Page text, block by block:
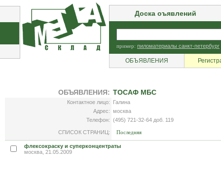
Доска оъявлений
пример: пиломатериалы санкт-петербург
ОБЪЯВЛЕНИЯ
ОБЪЯВЛЕНИЯ: ТОСАФ МБС
Контактное лицо:
Галина
Адрес: москва
Телефон: (495) 721-32-64 доб. 119
СПИСОК СТРАНИЦ: Последняя
флексокраску и суперконцентраты
москва, 21.05.2009